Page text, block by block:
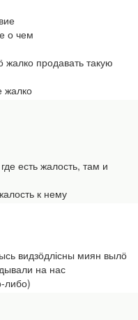
о чем
продавать такую
жалко
есть жалость, там и
к нему
видзӧдлісны миян вылӧ
на нас
либо)